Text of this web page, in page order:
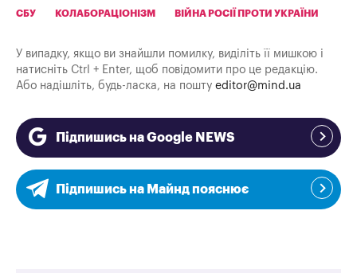
СБУ КОЛАБОРАЦІОНІЗМ ВІЙНА РОСІЇ ПРОТИ УКРАЇНИ
У випадку, якщо ви знайшли помилку, виділіть її мишкою і
натисніть Ctrl + Enter, щоб повідомити про це редакцію.
Або надішліть, будь-ласка, на пошту editor@mind.ua
Підпишись на Google NEWS
Підпишись на Майнд пояснює